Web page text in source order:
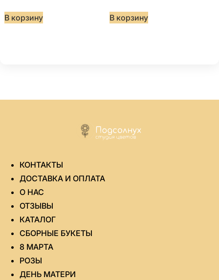
В корзину В корзину
КОНТАКТЫ
ДОСТАВКА И ОПЛАТА
О НАС
ОТЗЫВЫ
КАТАЛОГ
СБОРНЫЕ БУКЕТЫ
8 МАРТА
РОЗЫ
ДЕНЬ МАТЕРИ